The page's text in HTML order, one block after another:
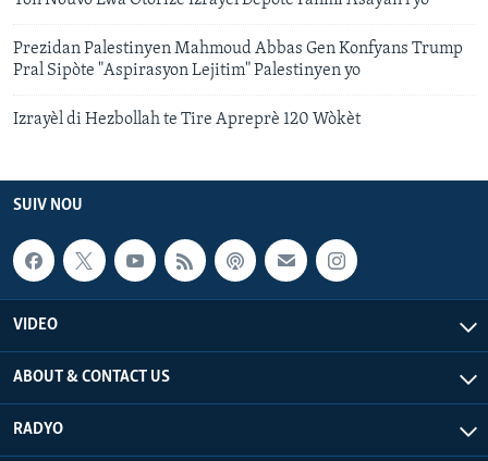
Prezidan Palestinyen Mahmoud Abbas Gen Konfyans Trump
Pral Sipòte "Aspirasyon Lejitim" Palestinyen yo
Izrayèl di Hezbollah te Tire Apreprè 120 Wòkèt
SUIV NOU
VIDEO
ABOUT & CONTACT US
RADYO